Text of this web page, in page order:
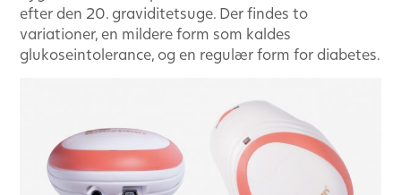
efter den 20. graviditetsuge. Der findes to
variationer, en mildere form som kaldes
glukoseintolerance, og en regulær form for diabetes.